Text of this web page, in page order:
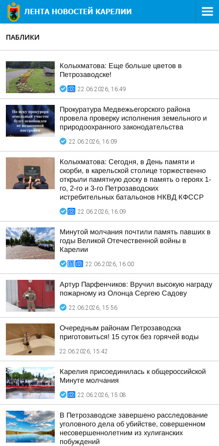
ПАБЛИКИ
Колыхматова: Еще больше цветов в
Петрозаводске!
22.06.2026, 16:49
Прокуратура Медвежьегорского района
провела проверку исполнения земельного и
природоохранного законодательства
22.06.2026, 16:09
Колыхматова: Сегодня, в День памяти и
скорби, в карельской столице торжественно
открыли памятную доску в память о героях 1-
го, 2-го и 3-го Петрозаводских
истребительных батальонов НКВД КФССР
22.06.2026, 16:09
Минутой молчания почтили память павших в
годы Великой Отечественной войны в
Карелии
22.06.2026, 16:00
Артур Парфенчиков: Вручил высокую награду
пожарному из Олонца Сергею Садову
22.06.2026, 15:56
Очередным районам Петрозаводска
приготовиться! 15 суток без горячей воды
22.06.2026, 15:42
Карелия присоединилась к общероссийской
Минуте молчания
22.06.2026, 15:08
В Петрозаводске завершено расследование
уголовного дела об убийстве, совершенном
несовершеннолетним из хулиганских
побуждений